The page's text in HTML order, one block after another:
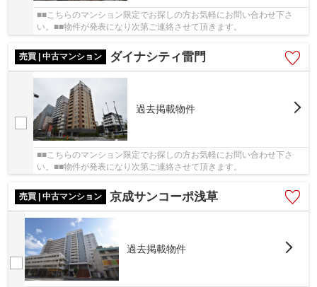
■■こちらのマンション限定でお探しの方お気軽にお問い合わせ下さ
い。■■物件が発表になり次第ご連絡させて頂きます。
売買 | 中古マンション ダイナシティ雷門
過去掲載物件
■■こちらのマンション限定でお探しの方お気軽にお問い合わせ下さ
い。■■物件が発表になり次第ご連絡させて頂きます。
売買 | 中古マンション 京成サンコーポ浅草
過去掲載物件